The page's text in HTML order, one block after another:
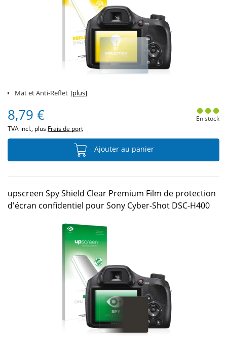
Mat et Anti-Reflet [plus]
8,79 €
TVA incl., plus Frais de port
En stock
Ajouter au panier
upscreen Spy Shield Clear Premium Film de protection
d'écran confidentiel pour Sony Cyber-Shot DSC-H400